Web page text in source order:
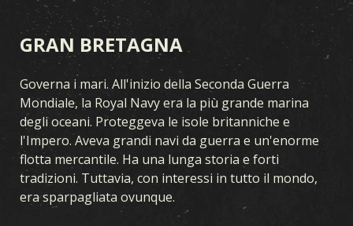
GRAN BRETAGNA
Governa i mari. All'inizio della Seconda Guerra
Mondiale, la Royal Navy era la più grande marina
degli oceani. Proteggeva le isole britanniche e
l'Impero. Aveva grandi navi da guerra e un'enorme
flotta mercantile. Ha una lunga storia e forti
tradizioni. Tuttavia, con interessi in tutto il mondo,
era sparpagliata ovunque.